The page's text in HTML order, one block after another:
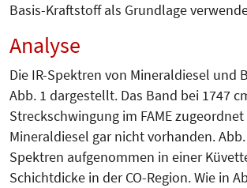
Basis-Kraftstoff als Grundlage
Analyse
Die IR-Spektren von Mineraldiesel und
Abb. 1 dargestellt. Das Band bei 1747
Streckschwingung im FAME
Mineraldiesel gar nicht vorhanden.
Spektren aufgenommen in einer
Schichtdicke in der CO-Region. Wie in